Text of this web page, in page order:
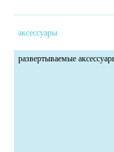
аксессуары
развертываемые